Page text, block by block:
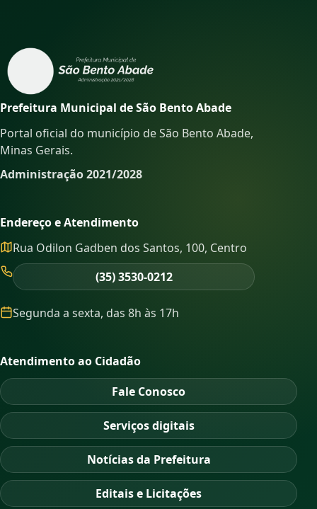
Prefeitura Municipal de São Bento Abade
Portal oficial do município de São Bento Abade,
Minas Gerais.
Administração 2021/2028
Endereço e Atendimento
Rua Odilon Gadben dos Santos, 100, Centro
(35) 3530-0212
Segunda a sexta, das 8h às 17h
Atendimento ao Cidadão
Fale Conosco
Serviços digitais
Notícias da Prefeitura
Editais e Licitações